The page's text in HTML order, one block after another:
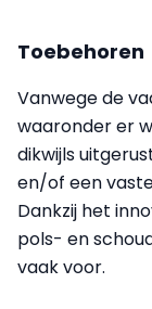
Toebehoren
Vanwege de
waaronder er
dikwijls
en/of een
Dankzij het
pols- en
vaak voor.